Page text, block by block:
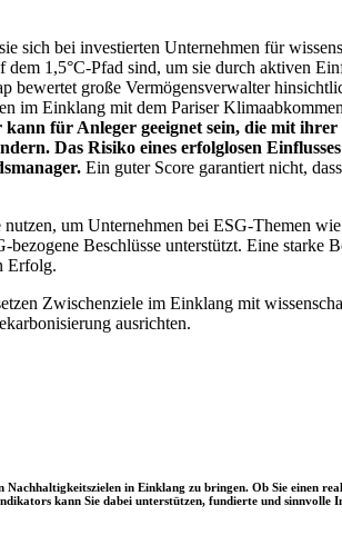
sich bei investierten Unternehmen für
1,5°C-Pfad sind, um sie durch aktiven
große Vermögensverwalter
im Einklang mit dem Pariser
für Anleger geeignet sein, die mit
Das Risiko eines erfolglosen
Ein guter Score garantiert nicht,
um Unternehmen bei ESG-Themen
Beschlüsse unterstützt. Eine starke
Erfolg.
Zwischenziele im Einklang mit
ausrichten.
in Einklang zu bringen. Ob Sie einen
kann Sie dabei unterstützen, fundierte und sinnvolle